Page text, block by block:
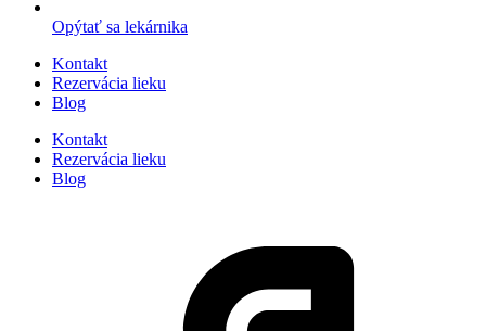
Opýtať sa lekárnika
Kontakt
Rezervácia lieku
Blog
Kontakt
Rezervácia lieku
Blog